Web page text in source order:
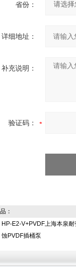
省份：
详细地址：
补充说明：
验证码：
：
HP-E2-V+PVDF上海本泉耐
蚀PVDF插桶泵